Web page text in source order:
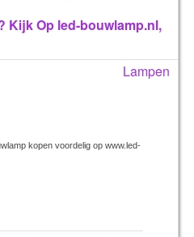
Kijk Op led-bouwlamp.nl,
Lampen
kopen voordelig op www.led-